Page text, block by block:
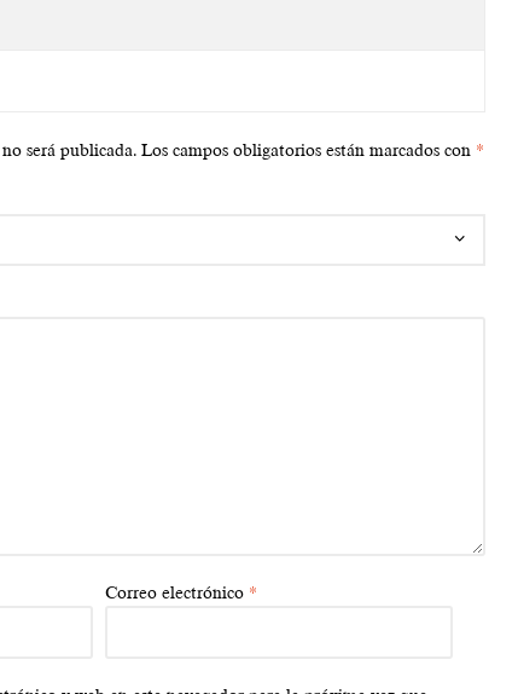
será publicada. Los campos obligatorios están marcados con *
Correo electrónico *